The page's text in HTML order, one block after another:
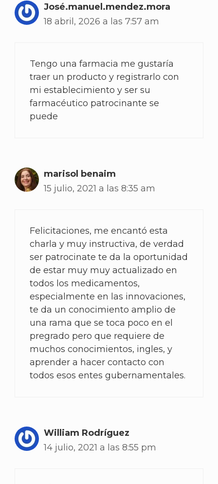
José.manuel.mendez.mora
18 abril, 2026 a las 7:57 am
Tengo una farmacia me gustaría
traer un producto y registrarlo con
mi establecimiento y ser su
farmacéutico patrocinante se
puede
marisol benaim
15 julio, 2021 a las 8:35 am
Felicitaciones, me encantó esta
charla y muy instructiva, de verdad
ser patrocinate te da la oportunidad
de estar muy muy actualizado en
todos los medicamentos,
especialmente en las innovaciones,
te da un conocimiento amplio de
una rama que se toca poco en el
pregrado pero que requiere de
muchos conocimientos, ingles, y
aprender a hacer contacto con
todos esos entes gubernamentales.
William Rodríguez
14 julio, 2021 a las 8:55 pm